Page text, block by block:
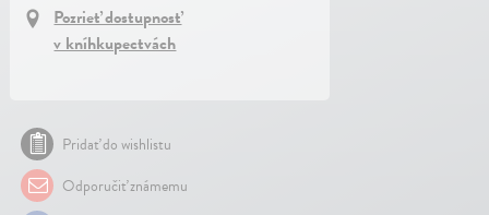
Pozrieť dostupnosť
v kníhkupectvách
Pridať do wishlistu
Odporučiť známemu